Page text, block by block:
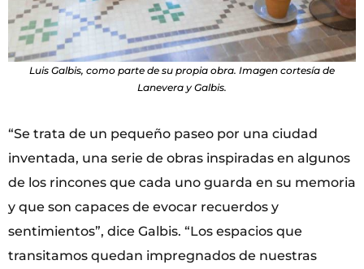
Luis Galbis, como parte de su propia obra. Imagen cortesía de
Lanevera y Galbis.
“Se trata de un pequeño paseo por una ciudad
inventada, una serie de obras inspiradas en algunos
de los rincones que cada uno guarda en su memoria
y que son capaces de evocar recuerdos y
sentimientos”, dice Galbis. “Los espacios que
transitamos quedan impregnados de nuestras